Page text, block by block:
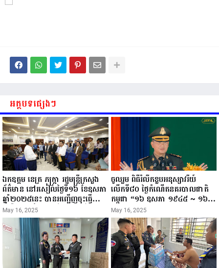
អត្ថបទផ្សេងៗ
ឯកឧត្តម នេត្រ ភក្ត្រា រដ្ឋមន្ត្រីក្រសួង
ព័ត៌មាន នៅរសៀលថ្ងៃទី១៦ ខែឧសភា
ឆ្នាំ២០២៥នេះ បានអញ្ជើញចុះធ្វើ
ជំរឿនថ្នាក់ដឹកនាំមន្ត្រីរាជការស៉ីវិល នៃ
ក្រសួងព័ត៌មាន...
May 16, 2025
ចូលរួម ពិធីរំលឹកខួបអនុស្សាវរីយ៍
លើកទី៨០ ថ្ងៃកំណើតនគរបាលជាតិ
កម្ពុជា “១៦ ឧសភា ១៩៤៥ ~ ១៦
ឧសភា ២០២៥”...
May 16, 2025